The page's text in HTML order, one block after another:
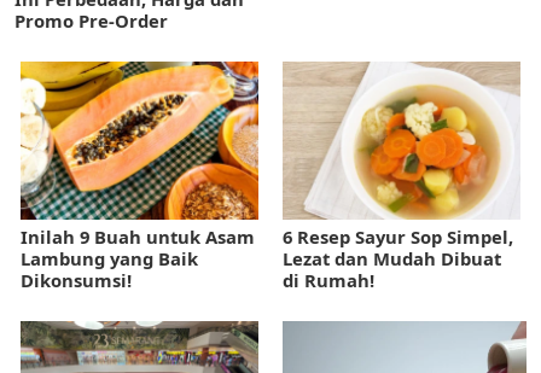
Promo Pre-Order
Inilah 9 Buah untuk Asam
Lambung yang Baik
Dikonsumsi!
6 Resep Sayur Sop Simpel,
Lezat dan Mudah Dibuat
di Rumah!